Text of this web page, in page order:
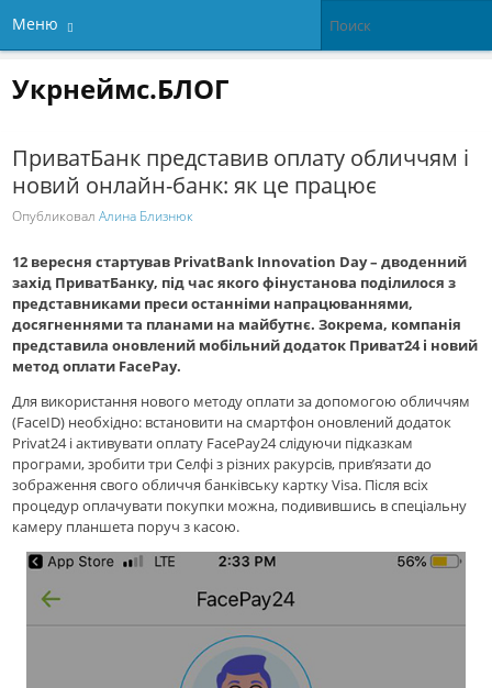
Меню
Укрнеймс.БЛОГ
ПриватБанк представив оплату обличчям і
новий онлайн-банк: як це працює
ОпубликовалАлина Близнюк
12 вересня стартував PrivatBank Innovation Day – дводенний
захід ПриватБанку, під час якого фінустанова поділилося з
представниками преси останніми напрацюваннями,
досягненнями та планами на майбутнє. Зокрема, компанія
представила оновлений мобільний додаток Приват24 і новий
метод оплати FacePay.
Для використання нового методу оплати за допомогою обличчям
(FaceID) необхідно: встановити на смартфон оновлений додаток
Privat24 і активувати оплату FacePay24 слідуючи підказкам
програми, зробити три Селфі з різних ракурсів, прив’язати до
зображення свого обличчя банківську картку Visa. Після всіх
процедур оплачувати покупки можна, подивившись в спеціальну
камеру планшета поруч з касою.